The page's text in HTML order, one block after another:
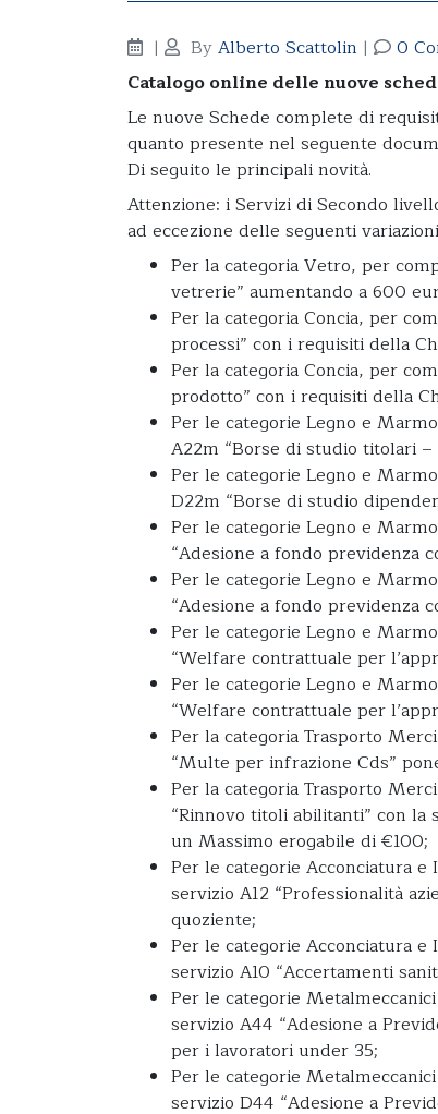
| ByAlberto Scattolin |
0
Catalogo online delle nuove
Le nuove Schede complete di
quanto presente nel seguente
Di seguito le principali novità.
Attenzione: i Servizi di Secondo
ad eccezione delle seguenti
Per la categoria Vetro, per
vetrerie” aumentando a 600
Per la categoria Concia, per
processi” con i requisiti della
Per la categoria Concia, per
prodotto” con i requisiti della
Per le categorie Legno e
A22m “Borse di studio titolari –
Per le categorie Legno e
D22m “Borse di studio
Per le categorie Legno e
“Adesione a fondo previdenza
Per le categorie Legno e
“Adesione a fondo previdenza
Per le categorie Legno e
“Welfare contrattuale per
Per le categorie Legno e
“Welfare contrattuale per
Per la categoria Trasporto
“Multe per infrazione Cds”
Per la categoria Trasporto
“Rinnovo titoli abilitanti” con la
un Massimo erogabile di €100;
Per le categorie Acconciatura
servizio A12 “Professionalità
quoziente;
Per le categorie Acconciatura
servizio A10 “Accertamenti
Per le categorie
servizio A44 “Adesione a
per i lavoratori under 35;
Per le categorie
servizio D44 “Adesione a